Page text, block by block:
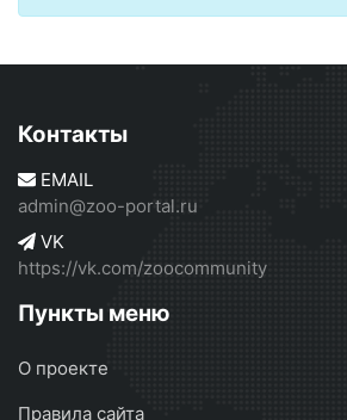
Контакты
EMAIL
admin@zoo-portal.ru
VK
https://vk.com/zoocommunity
Пункты меню
О проекте
Правила сайта